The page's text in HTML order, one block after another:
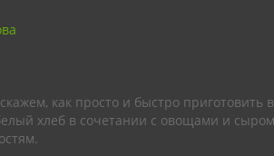
как просто и быстро
хлеб в сочетании с овощами и